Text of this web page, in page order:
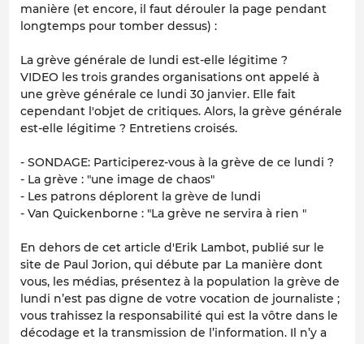
manière (et encore, il faut dérouler la page pendant
longtemps pour tomber dessus) :
La grève générale de lundi est-elle légitime ?
VIDEO les trois grandes organisations ont appelé à
une grève générale ce lundi 30 janvier. Elle fait
cependant l'objet de critiques. Alors, la grève générale
est-elle légitime ? Entretiens croisés.
- SONDAGE: Participerez-vous à la grève de ce lundi ?
- La grève : "une image de chaos"
- Les patrons déplorent la grève de lundi
- Van Quickenborne : "La grève ne servira à rien "
En dehors de cet article d'Erik Lambot, publié sur le
site de Paul Jorion, qui débute par La manière dont
vous, les médias, présentez à la population la grève de
lundi n’est pas digne de votre vocation de journaliste ;
vous trahissez la responsabilité qui est la vôtre dans le
décodage et la transmission de l’information. Il n’y a